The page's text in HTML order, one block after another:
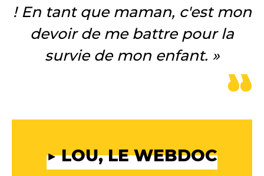
! En tant que maman, c'est mon
devoir de me battre pour la
survie de mon enfant. »
▶️ LOU, LE WEBDOC